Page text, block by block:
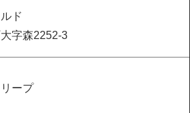
ド
字森2252-3
ープ